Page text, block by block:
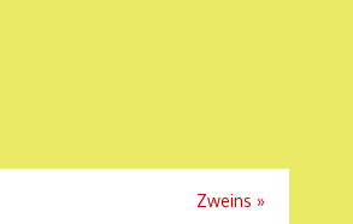
Zweins »